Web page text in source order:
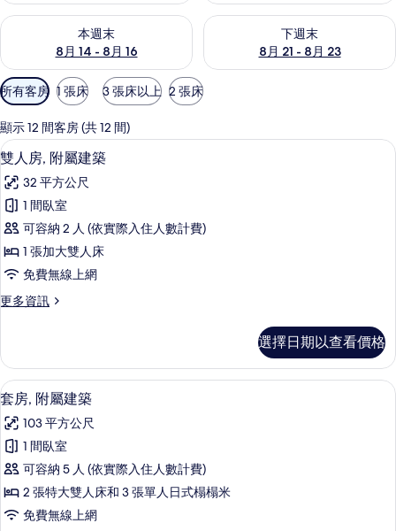
本週末
8月 14 - 8月 16
查看本週末 (8月 14 - 8月 16) 的供應情況
下週末
8月 21 - 8月 23
查看下週末 (8月 21 - 8月 23)
可
用
的
客
房
篩
選
條
所有客房 1 張床 3 張床以上 2 張床
顯示 12 間客房 (共 12 間)
顯
示
雙
人
房,
附
屬
建
的
所
有
相
片
雙人房, 附屬建築 | 羽絨被、客房內
12
雙人房, 附屬建築
32 平方公尺
1 間臥室
可容納 2 人 (依實際入住人數計費)
1 張加大雙人床
免費無線上網
更多資訊
更
房,
附
屬
築
的
情
選擇日期以查看價格
顯
示
套
房,
附
屬
套房, 附屬建築 | 羽絨被、客房內保
16
套房, 附屬建築
103 平方公尺
1 間臥室
可容納 5 人 (依實際入住人數計費)
2 張特大雙人床和 3 張單人日式榻榻米
免費無線上網